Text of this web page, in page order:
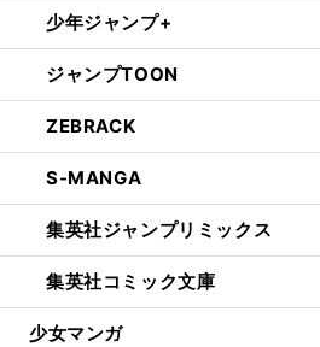
少年ジャンプ+
ジャンプTOON
ZEBRACK
S-MANGA
集英社ジャンプリミックス
集英社コミック文庫
少女マンガ